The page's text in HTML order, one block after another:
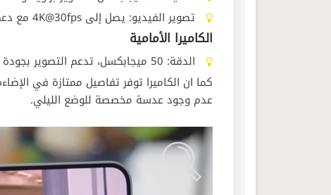
تصوير الفيديو: يصل إلى 4K@30fps مع دعم التثبيت الإلكتروني (EIS).
الكاميرا الأمامية
الدقة: 50 ميجابكسل، تدعم التصوير بجودة 4K@30fps.
كما ان الكاميرا توفر تفاصيل ممتازة في
عدم وجود عدسة مخصصة للوضع الليلي.